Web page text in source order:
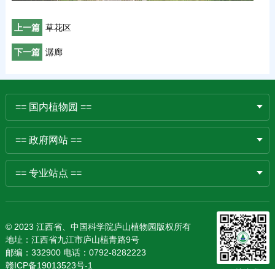
上一篇 草花区
下一篇 潺廊
== 国内植物园 ==
== 政府网站 ==
== 专业站点 ==
© 2023 江西省、中国科学院庐山植物园版权所有
地址：江西省九江市庐山植青路9号
邮编：332900 电话：0792-8282223
赣ICP备19013523号-1